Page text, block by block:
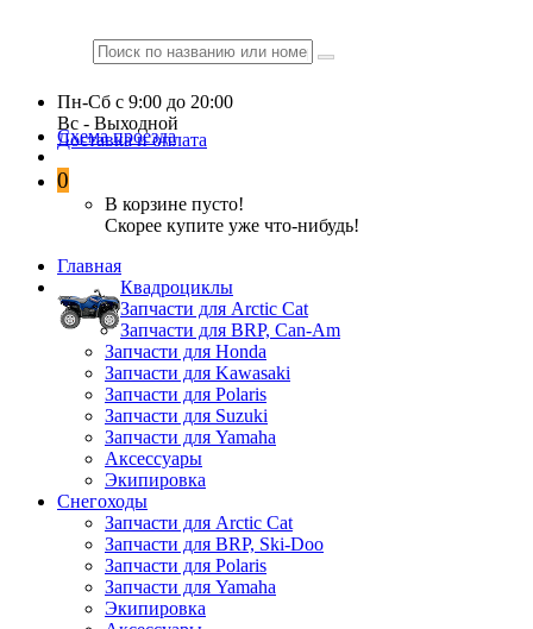
Пн-Сб c 9:00 до 20:00
Вc - Выходной
Схема проезда
Доставка и оплата
0
В корзине пусто!
Скорее купите уже что-нибудь!
Главная
Квадроциклы
Запчасти для Arctic Cat
Запчасти для BRP, Can-Am
Запчасти для Honda
Запчасти для Kawasaki
Запчасти для Polaris
Запчасти для Suzuki
Запчасти для Yamaha
Аксессуары
Экипировка
Снегоходы
Запчасти для Arctic Cat
Запчасти для BRP, Ski-Doo
Запчасти для Polaris
Запчасти для Yamaha
Экипировка